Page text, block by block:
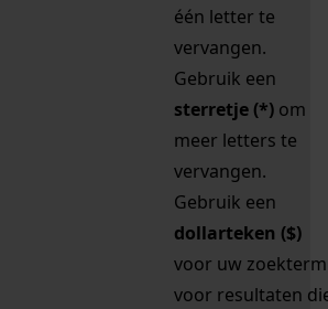
één letter te
vervangen.
Gebruik een
sterretje (*) om
meer letters te
vervangen.
Gebruik een
dollarteken ($)
voor uw zoekterm
voor resultaten